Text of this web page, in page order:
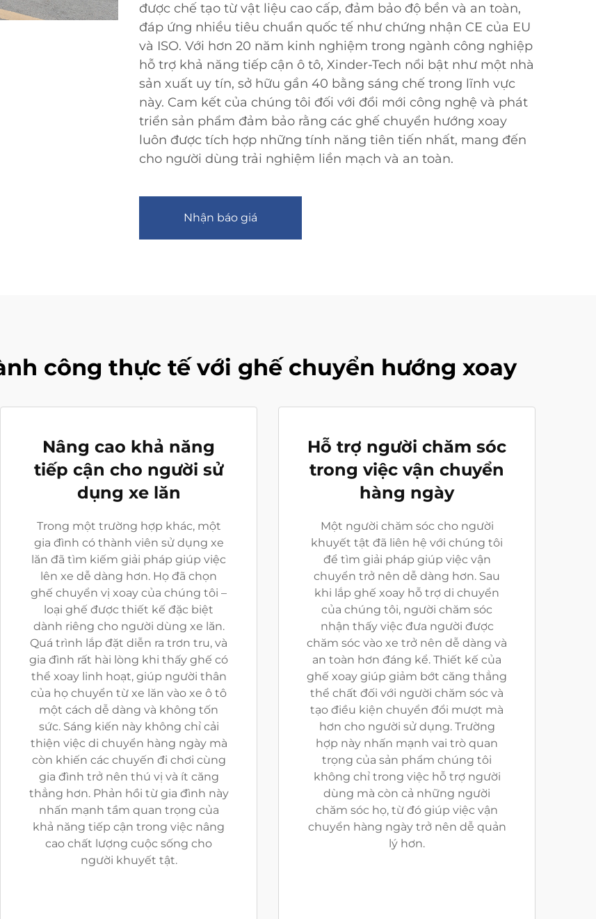
được chế tạo từ vật liệu cao cấp, đảm bảo độ bền và an toàn,
đáp ứng nhiều tiêu chuẩn quốc tế như chứng nhận CE của EU
và ISO. Với hơn 20 năm kinh nghiệm trong ngành công nghiệp
hỗ trợ khả năng tiếp cận ô tô, Xinder-Tech nổi bật như một nhà
sản xuất uy tín, sở hữu gần 40 bằng sáng chế trong lĩnh vực
này. Cam kết của chúng tôi đối với đổi mới công nghệ và phát
triển sản phẩm đảm bảo rằng các ghế chuyển hướng xoay
luôn được tích hợp những tính năng tiên tiến nhất, mang đến
cho người dùng trải nghiệm liền mạch và an toàn.
Nhận báo giá
công thực tế với ghế chuyển hướng xoay
Nâng cao khả năng
tiếp cận cho người sử
dụng xe lăn
Trong một trường hợp khác, một
gia đình có thành viên sử dụng xe
lăn đã tìm kiếm giải pháp giúp việc
lên xe dễ dàng hơn. Họ đã chọn
ghế chuyển vị xoay của chúng tôi –
loại ghế được thiết kế đặc biệt
dành riêng cho người dùng xe lăn.
Quá trình lắp đặt diễn ra trơn tru, và
gia đình rất hài lòng khi thấy ghế có
thể xoay linh hoạt, giúp người thân
của họ chuyển từ xe lăn vào xe ô tô
một cách dễ dàng và không tốn
sức. Sáng kiến này không chỉ cải
thiện việc di chuyển hàng ngày mà
còn khiến các chuyến đi chơi cùng
gia đình trở nên thú vị và ít căng
thẳng hơn. Phản hồi từ gia đình này
nhấn mạnh tầm quan trọng của
khả năng tiếp cận trong việc nâng
cao chất lượng cuộc sống cho
người khuyết tật.
Hỗ trợ người chăm sóc
trong việc vận chuyển
hàng ngày
Một người chăm sóc cho người
khuyết tật đã liên hệ với chúng tôi
để tìm giải pháp giúp việc vận
chuyển trở nên dễ dàng hơn. Sau
khi lắp ghế xoay hỗ trợ di chuyển
của chúng tôi, người chăm sóc
nhận thấy việc đưa người được
chăm sóc vào xe trở nên dễ dàng và
an toàn hơn đáng kể. Thiết kế của
ghế xoay giúp giảm bớt căng thẳng
thể chất đối với người chăm sóc và
tạo điều kiện chuyển đổi mượt mà
hơn cho người sử dụng. Trường
hợp này nhấn mạnh vai trò quan
trọng của sản phẩm chúng tôi
không chỉ trong việc hỗ trợ người
dùng mà còn cả những người
chăm sóc họ, từ đó giúp việc vận
chuyển hàng ngày trở nên dễ quản
lý hơn.